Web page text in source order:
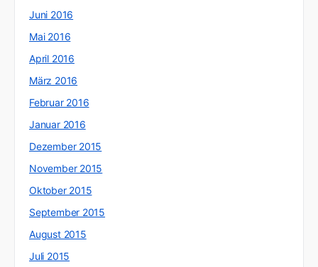
Juni 2016
Mai 2016
April 2016
März 2016
Februar 2016
Januar 2016
Dezember 2015
November 2015
Oktober 2015
September 2015
August 2015
Juli 2015